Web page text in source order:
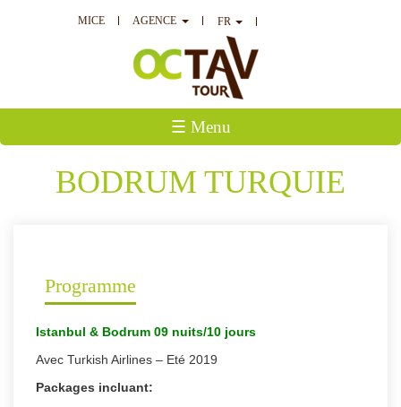
MICE AGENCE FR
☰ Menu
BODRUM TURQUIE
Programme
Istanbul & Bodrum 09 nuits/10 jours
Avec Turkish Airlines – Eté 2019
Packages incluant: